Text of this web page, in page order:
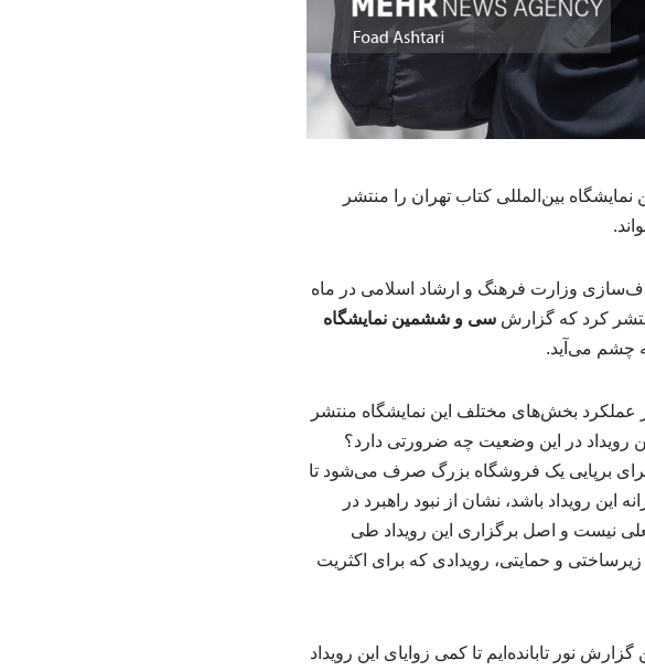
بین‌المللی کتاب تهران را منتشر
وزارت فرهنگ و ارشاد اسلامی در ماه
کرد که گزارشسی و ششمین نمایشگاه
عملکرد بخش‌های مختلف این نمایشگاه منتشر
رویداد در این وضعیت چه ضرورتی دارد؟
برپایی یک فروشگاه بزرگ صرف می‌شود تا
رویداد باشد، نشان از نبود راهبرد در
فعلی نیست و اصل برگزاری این رویداد طی
و حمایتی، رویدادی که برای اکثریت
نور تابانده‌ایم تا کمی زوایای این رویداد